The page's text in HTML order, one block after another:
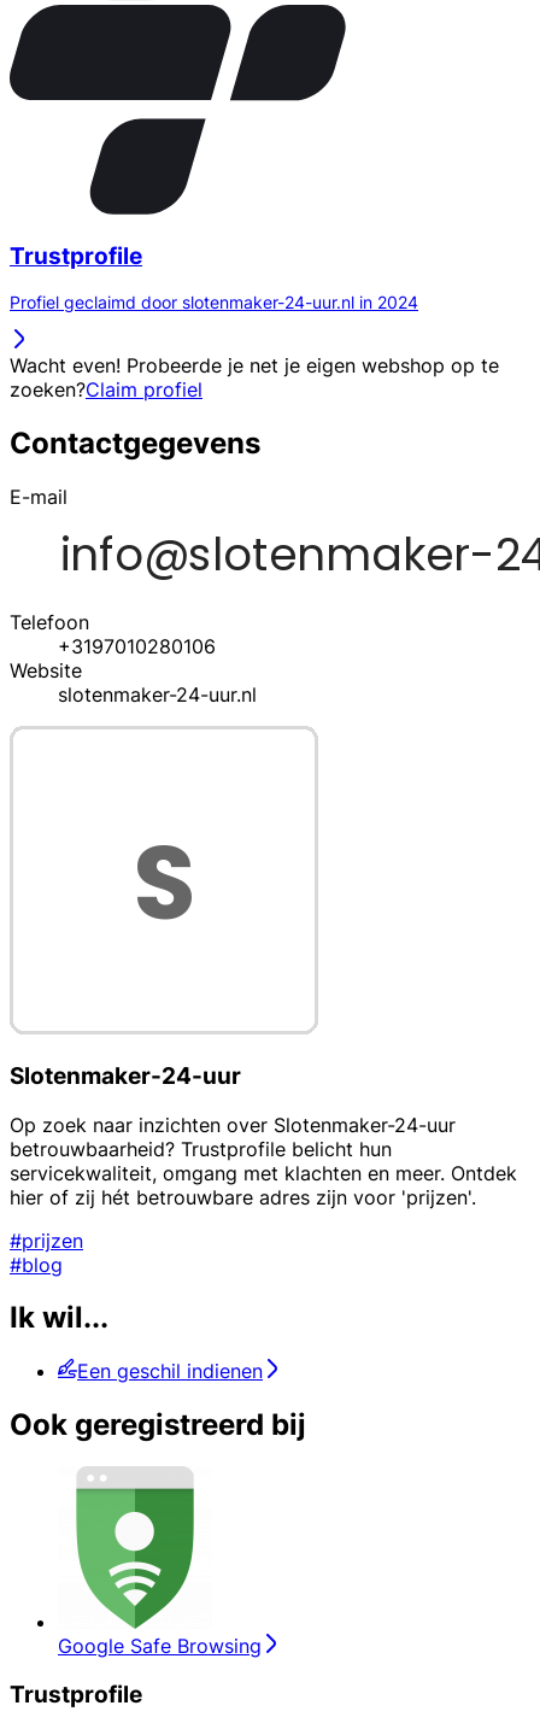
Trustprofile
Profiel geclaimd door slotenmaker-24-uur.nl in 2024
Wacht even! Probeerde je net je eigen webshop op te
zoeken?Claim profiel
Contactgegevens
E-mail
Telefoon
+3197010280106
Website
slotenmaker-24-uur.nl
Slotenmaker-24-uur
Op zoek naar inzichten over Slotenmaker-24-uur
betrouwbaarheid? Trustprofile belicht hun
servicekwaliteit, omgang met klachten en meer. Ontdek
hier of zij hét betrouwbare adres zijn voor 'prijzen'.
#prijzen
#blog
Ik wil...
Een geschil indienen
Ook geregistreerd bij
Google Safe Browsing
Trustprofile